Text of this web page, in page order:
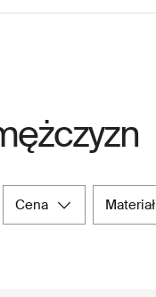
cena materiał